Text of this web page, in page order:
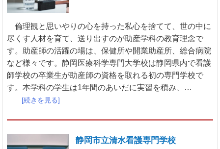
倫理観と思いやりの心を持った私心を捨てて、世の中に
尽くす人材を育て、送り出すのが助産学科の教育理念で
す。助産師の活躍の場は、保健所や開業助産所、総合病院
など様々です。静岡医療科学専門大学校は静岡県内で看護
師学校の卒業生が助産師の資格を取れる初の専門学校で
す。本学科の学生は1年間のあいだに実習を積み、…
[続きを見る]
静岡市立清水看護専門学校